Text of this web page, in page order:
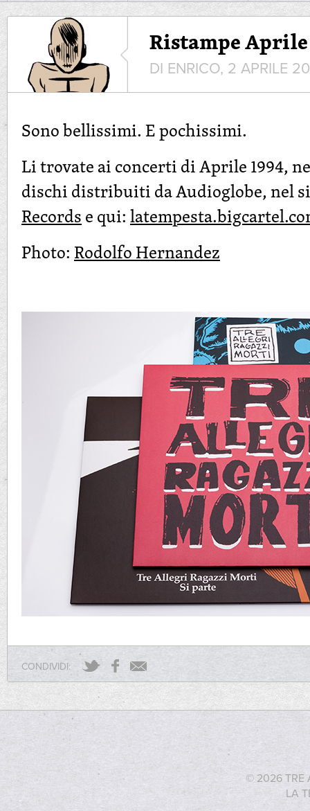
Ristampe Aprile
DI ENRICO, 2 APRILE
Sono bellissimi. E pochissimi.
Li trovate ai concerti di Aprile 1994,
dischi distribuiti da Audioglobe, nel
Recordse qui:
Photo:Rodolfo Hernandez
CONDIVIDI:
© 2026 TRE
LA